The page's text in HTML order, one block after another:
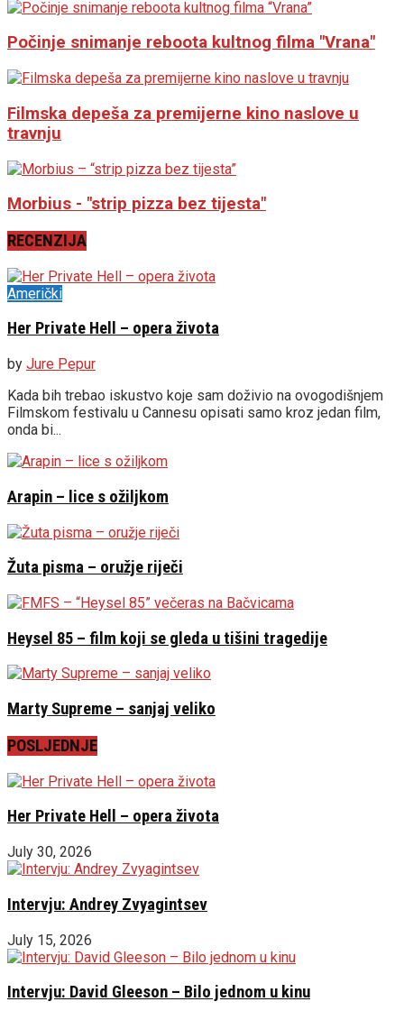
Počinje snimanje reboota kultnog filma "Vrana"
Filmska depeša za premijerne kino naslove u
travnju
Morbius - "strip pizza bez tijesta"
RECENZIJA
Američki
Her Private Hell – opera života
by Jure Pepur
Kada bih trebao iskustvo koje sam doživio na ovogodišnjem
Filmskom festivalu u Cannesu opisati samo kroz jedan film,
onda bi...
Arapin – lice s ožiljkom
Žuta pisma – oružje riječi
Heysel 85 – film koji se gleda u tišini tragedije
Marty Supreme – sanjaj veliko
POSLJEDNJE
Her Private Hell – opera života
July 30, 2026
Intervju: Andrey Zvyagintsev
July 15, 2026
Intervju: David Gleeson – Bilo jednom u kinu